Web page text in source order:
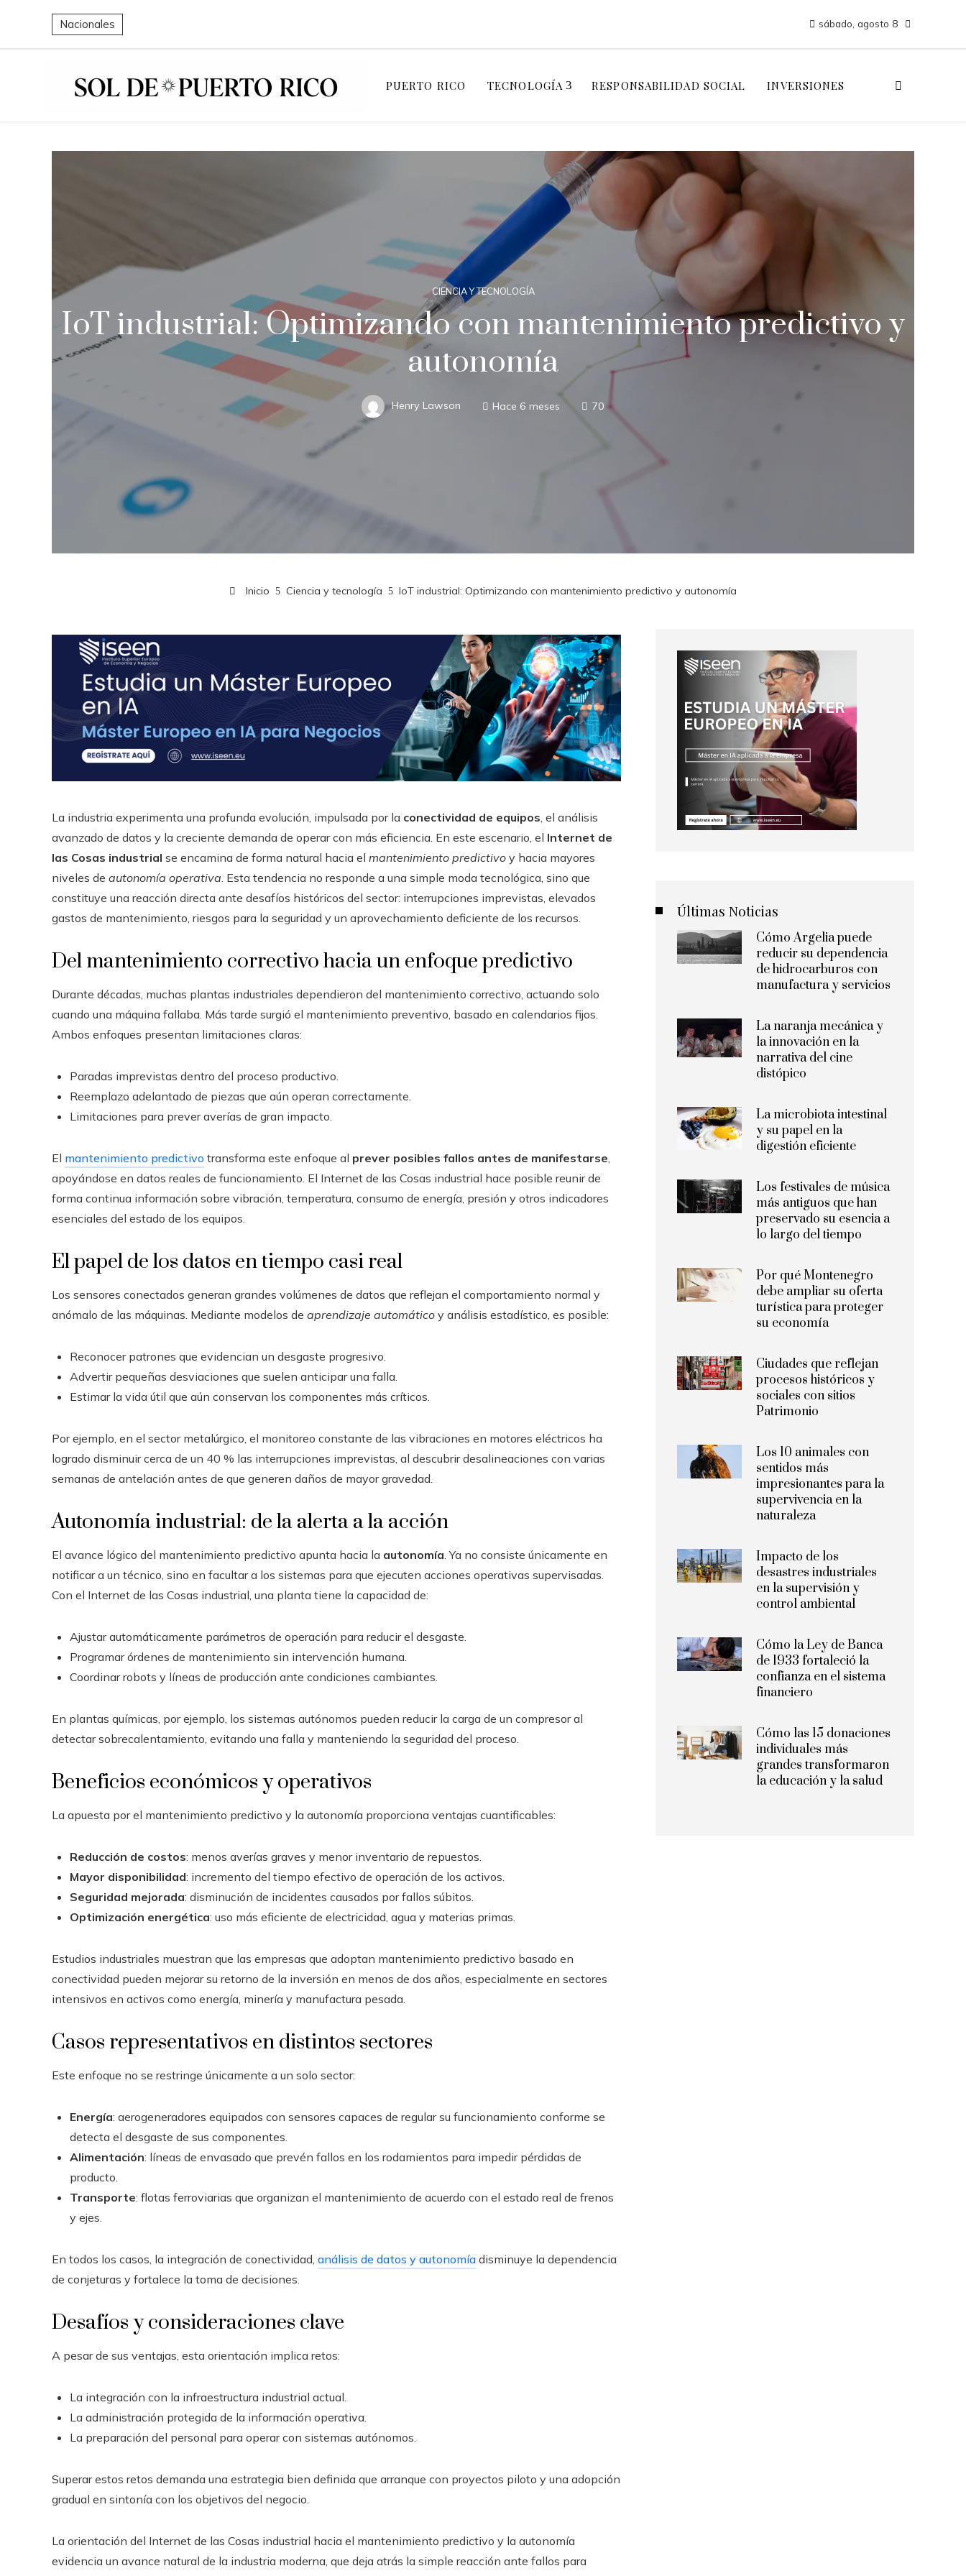
Nacionales sábado, agosto 8
PUERTO RICO TECNOLOGÍA RESPONSABILIDAD SOCIAL INVERSIONES
CIENCIA Y TECNOLOGÍA
IoT industrial: Optimizando con mantenimiento predictivo y
autonomía
Henry Lawson Hace 6 meses 70
Inicio Ciencia y tecnología IoT industrial: Optimizando con mantenimiento predictivo y autonomía
La industria experimenta una profunda evolución, impulsada por la conectividad de equipos, el análisis
avanzado de datos y la creciente demanda de operar con más eficiencia. En este escenario, el Internet de
las Cosas industrial se encamina de forma natural hacia el mantenimiento predictivo y hacia mayores
niveles de autonomía operativa. Esta tendencia no responde a una simple moda tecnológica, sino que
constituye una reacción directa ante desafíos históricos del sector: interrupciones imprevistas, elevados
gastos de mantenimiento, riesgos para la seguridad y un aprovechamiento deficiente de los recursos.
Del mantenimiento correctivo hacia un enfoque predictivo
Durante décadas, muchas plantas industriales dependieron del mantenimiento correctivo, actuando solo
cuando una máquina fallaba. Más tarde surgió el mantenimiento preventivo, basado en calendarios fijos.
Ambos enfoques presentan limitaciones claras:
Paradas imprevistas dentro del proceso productivo.
Reemplazo adelantado de piezas que aún operan correctamente.
Limitaciones para prever averías de gran impacto.
El mantenimiento predictivo transforma este enfoque al prever posibles fallos antes de manifestarse,
apoyándose en datos reales de funcionamiento. El Internet de las Cosas industrial hace posible reunir de
forma continua información sobre vibración, temperatura, consumo de energía, presión y otros indicadores
esenciales del estado de los equipos.
El papel de los datos en tiempo casi real
Los sensores conectados generan grandes volúmenes de datos que reflejan el comportamiento normal y
anómalo de las máquinas. Mediante modelos de aprendizaje automático y análisis estadístico, es posible:
Reconocer patrones que evidencian un desgaste progresivo.
Advertir pequeñas desviaciones que suelen anticipar una falla.
Estimar la vida útil que aún conservan los componentes más críticos.
Por ejemplo, en el sector metalúrgico, el monitoreo constante de las vibraciones en motores eléctricos ha
logrado disminuir cerca de un 40 % las interrupciones imprevistas, al descubrir desalineaciones con varias
semanas de antelación antes de que generen daños de mayor gravedad.
Autonomía industrial: de la alerta a la acción
El avance lógico del mantenimiento predictivo apunta hacia la autonomía. Ya no consiste únicamente en
notificar a un técnico, sino en facultar a los sistemas para que ejecuten acciones operativas supervisadas.
Con el Internet de las Cosas industrial, una planta tiene la capacidad de:
Ajustar automáticamente parámetros de operación para reducir el desgaste.
Programar órdenes de mantenimiento sin intervención humana.
Coordinar robots y líneas de producción ante condiciones cambiantes.
En plantas químicas, por ejemplo, los sistemas autónomos pueden reducir la carga de un compresor al
detectar sobrecalentamiento, evitando una falla y manteniendo la seguridad del proceso.
Beneficios económicos y operativos
La apuesta por el mantenimiento predictivo y la autonomía proporciona ventajas cuantificables:
Reducción de costos: menos averías graves y menor inventario de repuestos.
Mayor disponibilidad: incremento del tiempo efectivo de operación de los activos.
Seguridad mejorada: disminución de incidentes causados por fallos súbitos.
Optimización energética: uso más eficiente de electricidad, agua y materias primas.
Estudios industriales muestran que las empresas que adoptan mantenimiento predictivo basado en
conectividad pueden mejorar su retorno de la inversión en menos de dos años, especialmente en sectores
intensivos en activos como energía, minería y manufactura pesada.
Casos representativos en distintos sectores
Este enfoque no se restringe únicamente a un solo sector:
Energía: aerogeneradores equipados con sensores capaces de regular su funcionamiento conforme se
detecta el desgaste de sus componentes.
Alimentación: líneas de envasado que prevén fallos en los rodamientos para impedir pérdidas de
producto.
Transporte: flotas ferroviarias que organizan el mantenimiento de acuerdo con el estado real de frenos
y ejes.
En todos los casos, la integración de conectividad, análisis de datos y autonomía disminuye la dependencia
de conjeturas y fortalece la toma de decisiones.
Desafíos y consideraciones clave
A pesar de sus ventajas, esta orientación implica retos:
La integración con la infraestructura industrial actual.
La administración protegida de la información operativa.
La preparación del personal para operar con sistemas autónomos.
Superar estos retos demanda una estrategia bien definida que arranque con proyectos piloto y una adopción
gradual en sintonía con los objetivos del negocio.
La orientación del Internet de las Cosas industrial hacia el mantenimiento predictivo y la autonomía
evidencia un avance natural de la industria moderna, que deja atrás la simple reacción ante fallos para
Últimas Noticias
Cómo Argelia puede
reducir su dependencia
de hidrocarburos con
manufactura y servicios
La naranja mecánica y
la innovación en la
narrativa del cine
distópico
La microbiota intestinal
y su papel en la
digestión eficiente
Los festivales de música
más antiguos que han
preservado su esencia a
lo largo del tiempo
Por qué Montenegro
debe ampliar su oferta
turística para proteger
su economía
Ciudades que reflejan
procesos históricos y
sociales con sitios
Patrimonio
Los 10 animales con
sentidos más
impresionantes para la
supervivencia en la
naturaleza
Impacto de los
desastres industriales
en la supervisión y
control ambiental
Cómo la Ley de Banca
de 1933 fortaleció la
confianza en el sistema
financiero
Cómo las 15 donaciones
individuales más
grandes transformaron
la educación y la salud